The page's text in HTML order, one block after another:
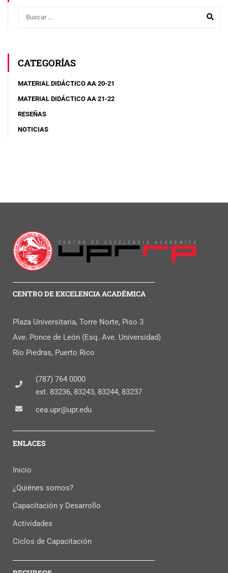
CATEGORÍAS
MATERIAL DIDÁCTICO AA 20-21
MATERIAL DIDÁCTICO AA 21-22
RESEÑAS
NOTICIAS
CENTRO DE EXCELENCIA ACADÉMICA
Plaza Universitaria, Torre Norte, Piso 3
Ave. Ponce de León (Esq. Ave. Universidad)
Río Piedras, Puerto Rico
(787) 764 0000
ext. 83236, 83243, 83244, 83237
cea.upr@upr.edu
ENLACES
Inicio
¿Quiénes somos?
Capacitación y Desarrollo
Actividades
Ciclos de Capacitación